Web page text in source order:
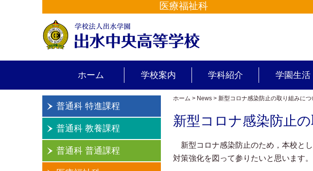
医療福祉科
ホーム 学校案内 学科紹介 学園生活
普通科 特進課程
普通科 教養課程
普通科 普通課程
ホーム > News >新型コロナ感染防止の取り組みにつ
新型コロナ感染防止
新型コロナ感染防止のため，本校と
対策強化を図って参りたいと思います。